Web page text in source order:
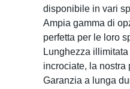
disponibile in vari
Ampia gamma di
perfetta per le loro
Lunghezza
incrociate, la nostra
Garanzia a lunga